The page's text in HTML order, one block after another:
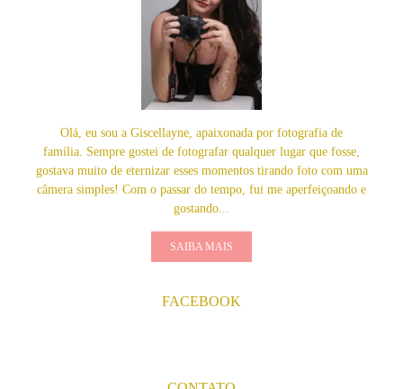
Olá, eu sou a Giscellayne, apaixonada por fotografia de
família. Sempre gostei de fotografar qualquer lugar que fosse,
gostava muito de eternizar esses momentos tirando foto com uma
câmera simples! Com o passar do tempo, fui me aperfeiçoando e
gostando...
SAIBA MAIS
FACEBOOK